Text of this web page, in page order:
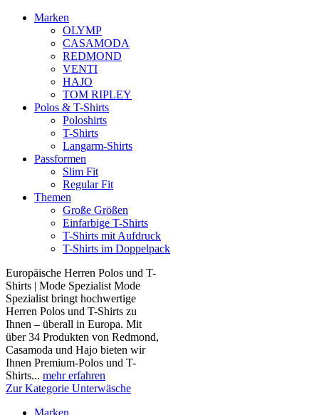
Marken
OLYMP
CASAMODA
REDMOND
VENTI
HAJO
TOM RIPLEY
Polos & T-Shirts
Poloshirts
T-Shirts
Langarm-Shirts
Passformen
Slim Fit
Regular Fit
Themen
Große Größen
Einfarbige T-Shirts
T-Shirts mit Aufdruck
T-Shirts im Doppelpack
Europäische Herren Polos und T-
Shirts | Mode Spezialist Mode
Spezialist bringt hochwertige
Herren Polos und T-Shirts zu
Ihnen – überall in Europa. Mit
über 34 Produkten von Redmond,
Casamoda und Hajo bieten wir
Ihnen Premium-Polos und T-
Shirts... mehr erfahren
Zur Kategorie Unterwäsche
Marken